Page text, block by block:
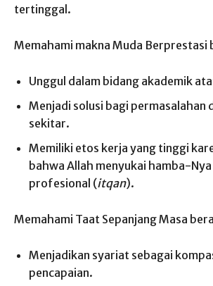
tertinggal.
Memahami makna Muda Berprestasi
Unggul dalam bidang akademik
Menjadi solusi bagi permasalahan
sekitar.
Memiliki etos kerja yang tinggi
bahwa Allah menyukai hamba-
profesional (itqan).
Memahami Taat Sepanjang Masa
Menjadikan syariat sebagai
pencapaian.